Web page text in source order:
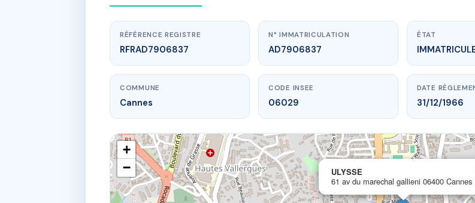
www.vme.plus/AD7906837
ULYSSE
61 av du marechal gallieni06400 Cannes
RÉFÉRENCE REGISTRE
RFRAD7906837
N° IMMATRICULATION
AD7906837
ÉTAT
COMMUNE
Cannes
CODE INSEE
06029
DATE
31/12/1966
ULYSSE
61 av du marechal gallieni 06400 Cannes
+
−